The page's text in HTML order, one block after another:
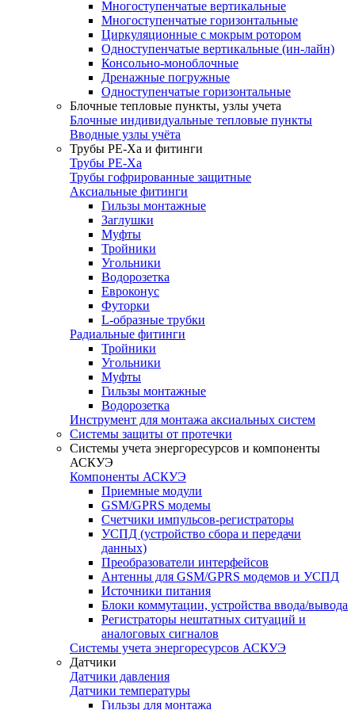
Многоступенчатые вертикальные
Многоступенчатые горизонтальные
Циркуляционные с мокрым ротором
Одноступенчатые вертикальные (ин-лайн)
Консольно-моноблочные
Дренажные погружные
Одноступенчатые горизонтальные
Блочные тепловые пункты, узлы учета
Блочные индивидуальные тепловые пункты
Вводные узлы учёта
Трубы РЕ-Ха и фитинги
Трубы РЕ-Ха
Трубы гофрированные защитные
Аксиальные фитинги
Гильзы монтажные
Заглушки
Муфты
Тройники
Угольники
Водорозетка
Евроконус
Футорки
L-образные трубки
Радиальные фитинги
Тройники
Угольники
Муфты
Гильзы монтажные
Водорозетка
Инструмент для монтажа аксиальных систем
Системы защиты от протечки
Системы учета энергоресурсов и компоненты
АСКУЭ
Компоненты АСКУЭ
Приемные модули
GSM/GPRS модемы
Счетчики импульсов-регистраторы
УСПД (устройство сбора и передачи
данных)
Преобразователи интерфейсов
Антенны для GSM/GPRS модемов и УСПД
Источники питания
Блоки коммутации, устройства ввода/вывода
Регистраторы нештатных ситуаций и
аналоговых сигналов
Системы учета энергоресурсов АСКУЭ
Датчики
Датчики давления
Датчики температуры
Гильзы для монтажа